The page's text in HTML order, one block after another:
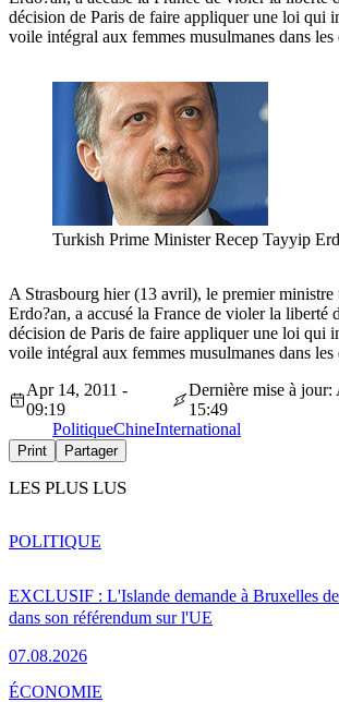
décision de Paris de faire appliquer une loi qui
voile intégral aux femmes musulmanes dans les
Turkish Prime Minister Recep Tayyip
A Strasbourg hier (13 avril), le premier
Erdo?an, a accusé la France de violer la liberté
décision de Paris de faire appliquer une loi qui
voile intégral aux femmes musulmanes dans les
Apr 14, 2011 -
09:19
Dernière mise à jour:
15:49
PolitiqueChineInternational
Print Partager
LES PLUS LUS
EXCLUSIF : L'Islande demande à Bruxelles
dans son référendum sur l'UE
07.08.2026
POLITIQUE
ÉCONOMIE